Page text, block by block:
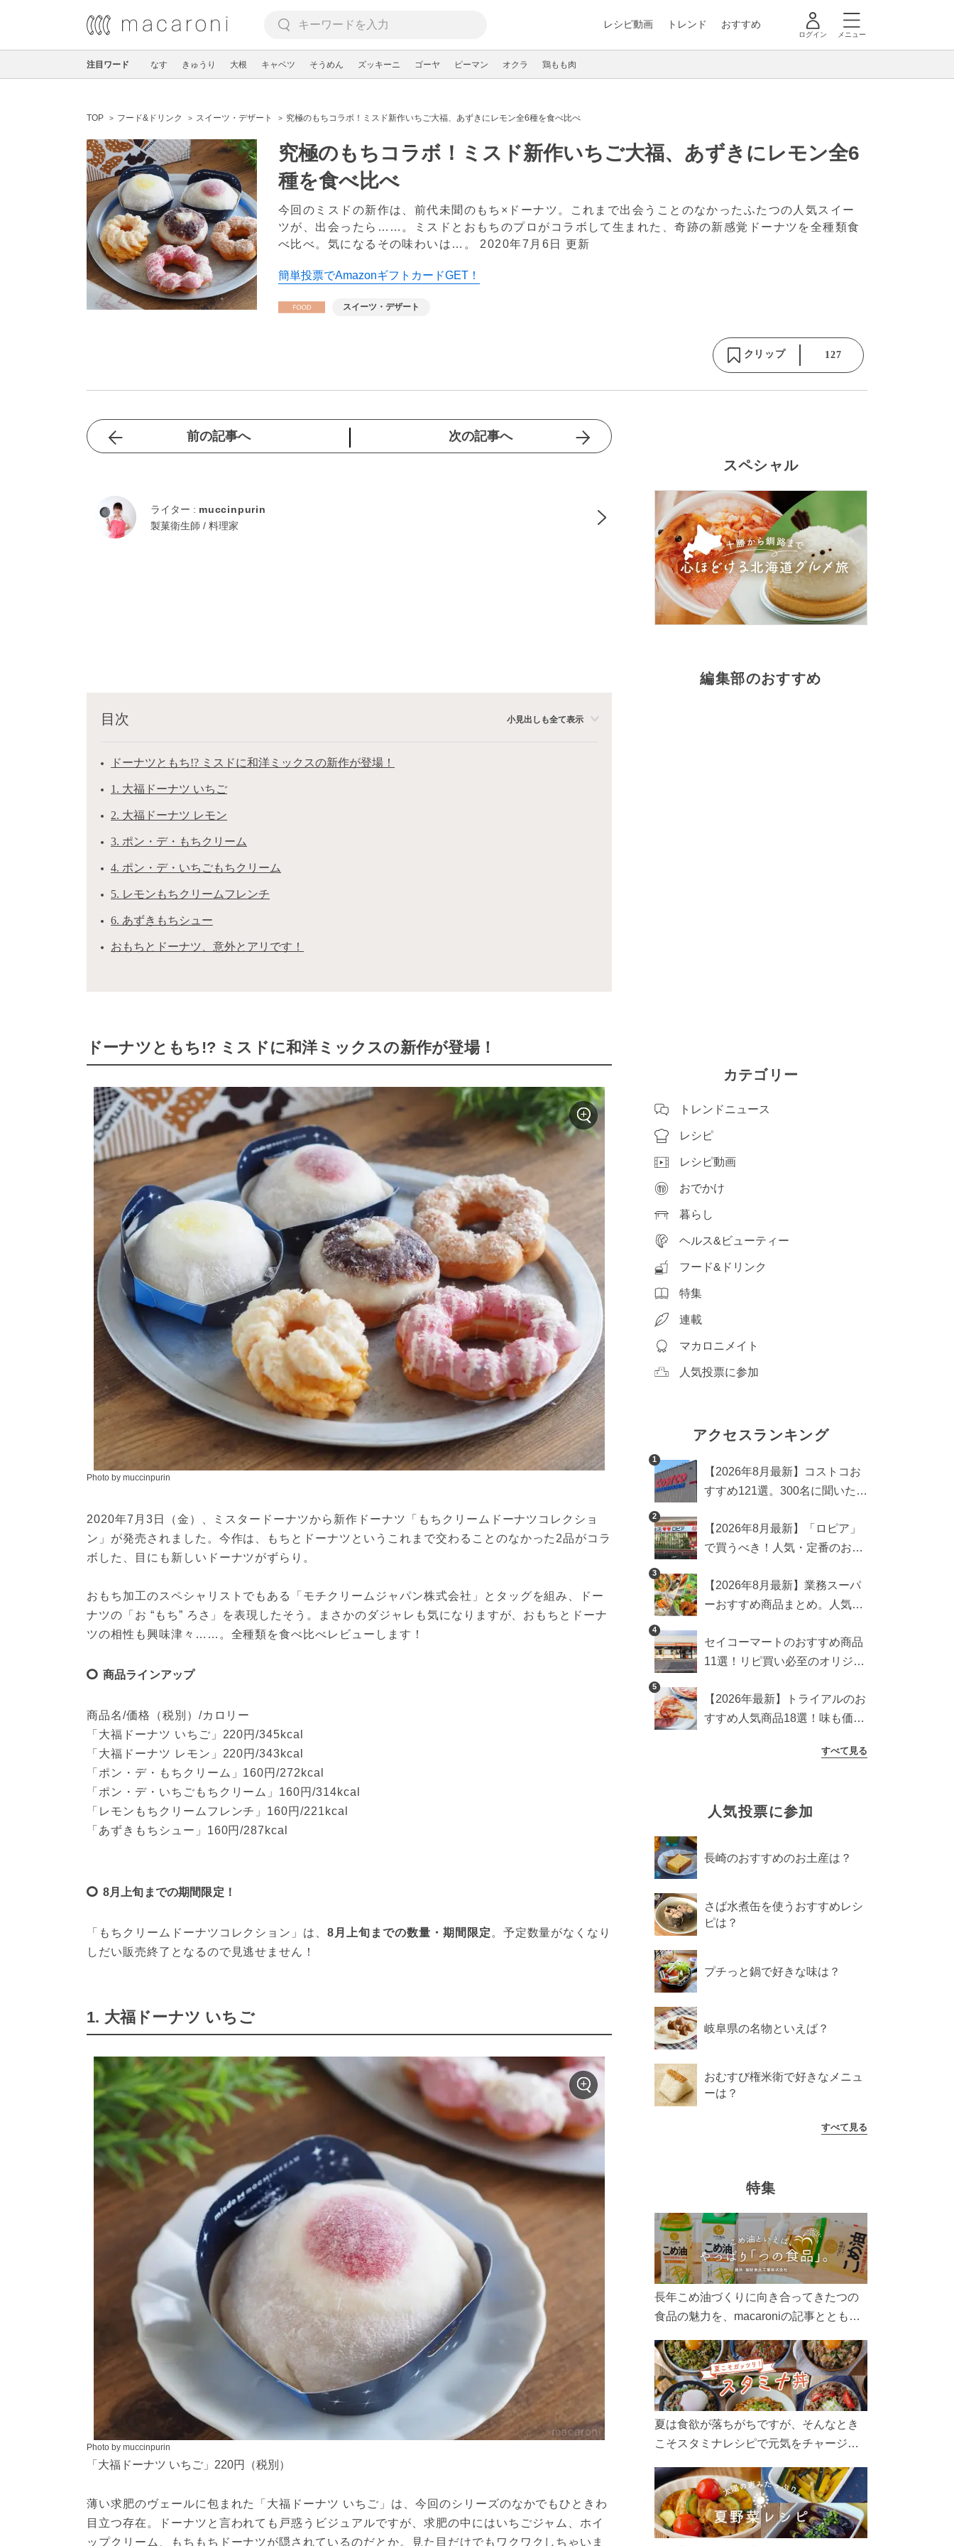
レシピ動画 トレンド おすすめ
ログイン メニュー
注目ワード なす きゅうり 大根 キャベツ そうめん ズッキーニ ゴーヤ ピーマン オクラ 鶏もも肉
TOP フード&ドリンク スイーツ・デザート 究極のもちコラボ！ミスド新作いちご大福、あずきにレモン全6種を食べ比べ
究極のもちコラボ！ミスド新作いちご大福、あずきにレモン全6
種を食べ比べ
今回のミスドの新作は、前代未聞のもち×ドーナツ。これまで出会うことのなかったふたつの人気スイー
ツが、出会ったら……。ミスドとおもちのプロがコラボして生まれた、奇跡の新感覚ドーナツを全種類食
べ比べ。気になるその味わいは…。 2020年7月6日 更新
簡単投票でAmazonギフトカードGET！
スイーツ・デザート
クリップ 127
前の記事へ 次の記事へ
ライター : muccinpurin
製菓衛生師 / 料理家
目次 小見出しも全て表示
ドーナツともち!? ミスドに和洋ミックスの新作が登場！
1. 大福ドーナツ いちご
2. 大福ドーナツ レモン
3. ポン・デ・もちクリーム
4. ポン・デ・いちごもちクリーム
5. レモンもちクリームフレンチ
6. あずきもちシュー
おもちとドーナツ、意外とアリです！
ドーナツともち!? ミスドに和洋ミックスの新作が登場！
Photo by muccinpurin
2020年7月3日（金）、ミスタードーナツから新作ドーナツ「もちクリームドーナツコレクショ
ン」が発売されました。今作は、もちとドーナツというこれまで交わることのなかった2品がコラ
ボした、目にも新しいドーナツがずらり。
おもち加工のスペシャリストでもある「モチクリームジャパン株式会社」とタッグを組み、ドー
ナツの「お “もち” ろさ」を表現したそう。まさかのダジャレも気になりますが、おもちとドーナ
ツの相性も興味津々……。全種類を食べ比べレビューします！
商品ラインアップ
商品名/価格（税別）/カロリー
「大福ドーナツ いちご」220円/345kcal
「大福ドーナツ レモン」220円/343kcal
「ポン・デ・もちクリーム」160円/272kcal
「ポン・デ・いちごもちクリーム」160円/314kcal
「レモンもちクリームフレンチ」160円/221kcal
「あずきもちシュー」160円/287kcal
8月上旬までの期間限定！
「もちクリームドーナツコレクション」は、8月上旬までの数量・期間限定 。予定数量がなくなり
しだい販売終了となるので見逃せません！
1. 大福ドーナツ いちご
Photo by muccinpurin
「大福ドーナツ いちご」220円（税別）
薄い求肥のヴェールに包まれた「大福ドーナツ いちご」は、今回のシリーズのなかでもひときわ
目立つ存在。ドーナツと言われても戸惑うビジュアルですが、求肥の中にはいちごジャム、ホイ
ップクリーム、もちもちドーナツが隠されているのだとか。見た目だけでもワクワクしちゃいま
スペシャル
編集部のおすすめ
カテゴリー
トレンドニュース
レシピ
レシピ動画
おでかけ
暮らし
ヘルス&ビューティー
フード&ドリンク
特集
連載
マカロニメイト
人気投票に参加
アクセスランキング
1
【2026年8月最新】コストコお
すすめ121選。300名に聞いた買
め商品も
2
【2026年8月最新】「ロピア」
で買うべき！人気・定番のおす
3
【2026年8月最新】業務スーパ
ーおすすめ商品まとめ。人気ラ
まで
4
セイコーマートのおすすめ商品
11選！リピ買い必至のオリジナ
5
【2026年最新】トライアルのお
すすめ人気商品18選！味も価格
すべて見る
人気投票に参加
長崎のおすすめのお土産は？
さば水煮缶を使うおすすめレシ
ピは？
プチっと鍋で好きな味は？
岐阜県の名物といえば？
おむすび権米衛で好きなメニュ
ーは？
すべて見る
特集
長年こめ油づくりに向き合ってきたつの
食品の魅力を、macaroniの記事とともに
ん、製造現場や品質へのこだわりまで。
こめ油をもっと好きになるコンテンツを
ぜひお楽しみください。
夏は食欲が落ちがちですが、そんなとき
こそスタミナレシピで元気をチャージ！
リ食べて、夏バテを吹き飛ばしましょ
う！